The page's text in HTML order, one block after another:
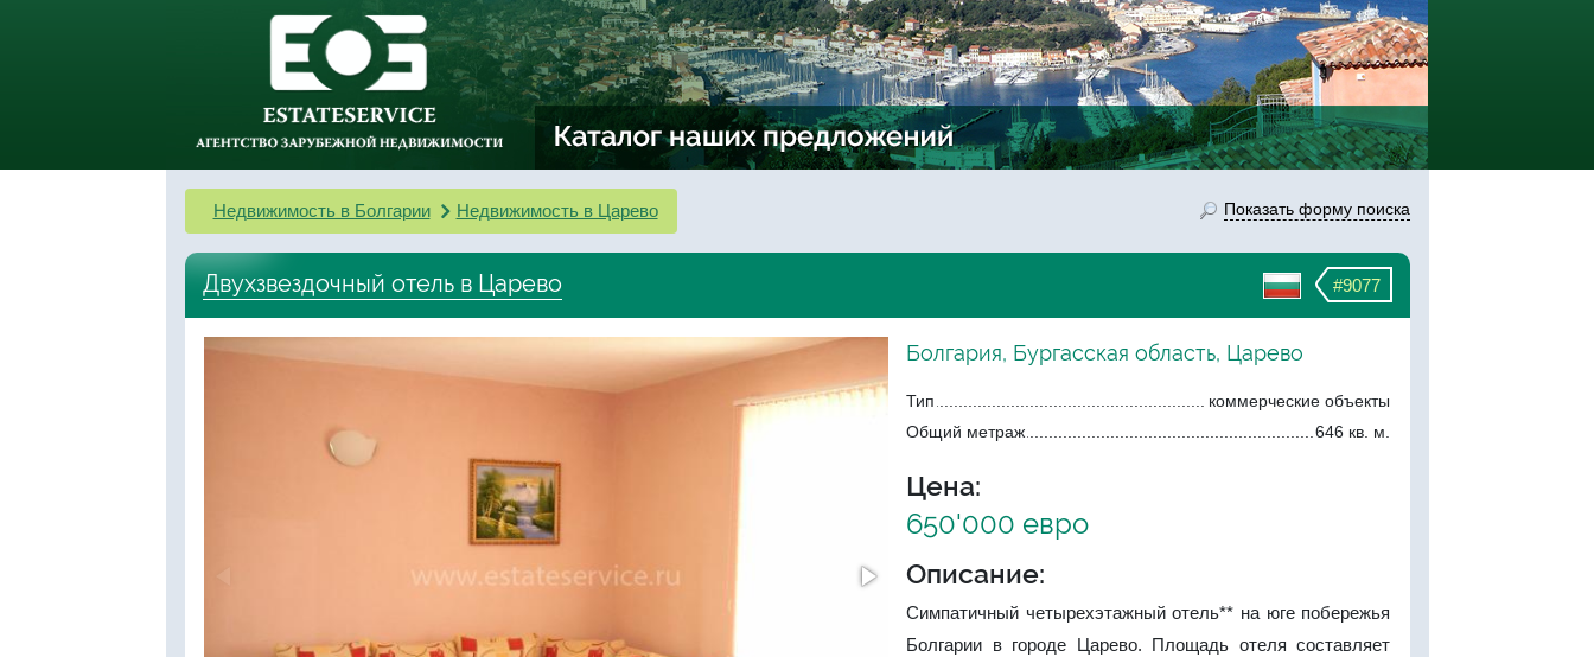
Недвижимость в Болгарии Недвижимость в Царево Показать форму поиска
#9077
Двухзвездочный отель в Царево
Болгария, Бургасская область, Царево
Тип
коммерческие объекты
Общий метраж
646 кв. м.
Цена:
650'000 евро
Описание:
Симпатичный четырехэтажный отель** на юге побережья
Болгарии в городе Царево. Площадь отеля составляет